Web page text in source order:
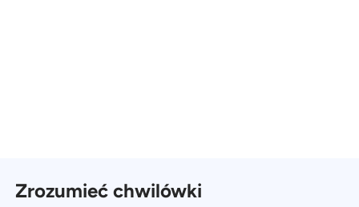
Zrozumieć chwilówki